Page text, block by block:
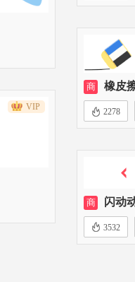
商 橡皮
2278
VIP
商 闪动
3532